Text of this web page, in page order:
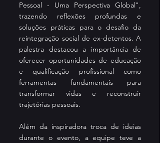
Pessoal - Uma Perspectiva Global",
trazendo reflexões profundas e
soluções práticas para o desafio da
reintegração social de ex-detentos. A
palestra destacou a importância de
oferecer oportunidades de educação
e qualificação profissional como
ferramentas fundamentais para
transformar vidas e reconstruir
trajetórias pessoais.
Além da inspiradora troca de ideias
durante o evento, a equipe teve a